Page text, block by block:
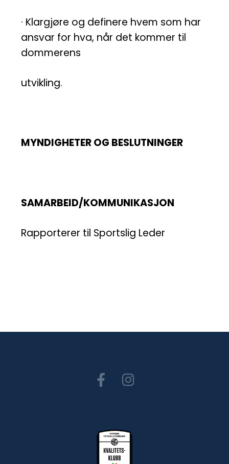
· Klargjøre og definere hvem som har
ansvar for hva, når det kommer til
dommerens
utvikling.
MYNDIGHETER OG BESLUTNINGER
SAMARBEID/KOMMUNIKASJON
Rapporterer til Sportslig Leder